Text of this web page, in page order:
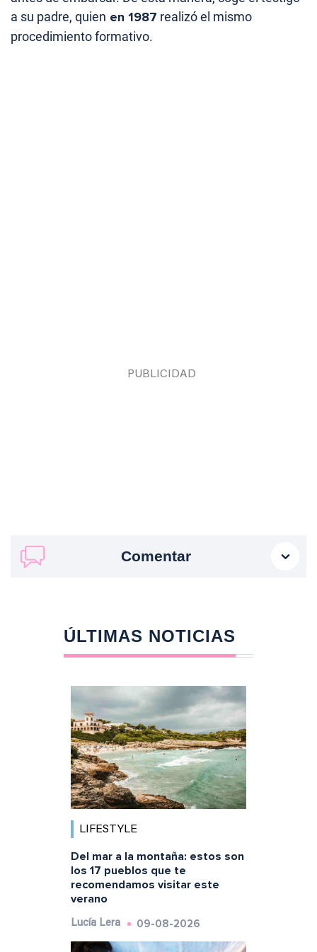
a su padre, quien en 1987 realizó el mismo
procedimiento formativo.
Comentar
ÚLTIMAS NOTICIAS
LIFESTYLE
Del mar a la montaña: estos son
los 17 pueblos que te
recomendamos visitar este
verano
Lucía Lera 09-08-2026